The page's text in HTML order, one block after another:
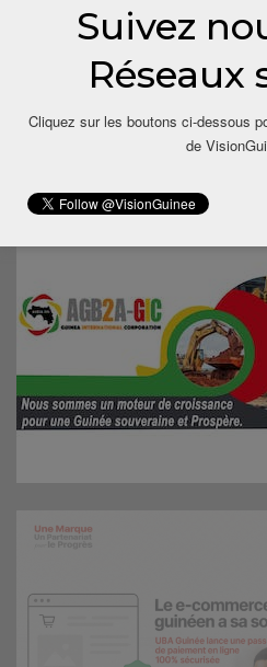
Suivez
Réseaux
Cliquez sur les boutons ci-dessous
de